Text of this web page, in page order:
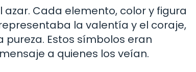
Cada elemento, color y figura
la valentía y el coraje,
Estos símbolos eran
a quienes los veían.